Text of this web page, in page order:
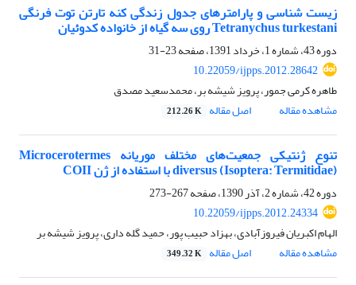
زیست شناسی و پارامترهای جدول زندگی کنه تارتن توت فرنگی
Tetranychus turkestani روی سه گیاه از خانواده کدوئیان
دوره 43، شماره 1، خرداد 1391، صفحه
23-31
10.22059/ijpps.2012.28642
طاهره کرمی جمور، پرویز شیشه بر، محمدسعید مصدق
مشاهده مقاله
اصل مقاله 212.26 K
تنوع ژنتیکی جمعیت‌های مختلف موریانه Microcerotermes
diversus (Isoptera: Termitidae) با استفاده از ژن COII
دوره 42، شماره 2، آذر 1390، صفحه
267-273
10.22059/ijpps.2012.24334
الهام اکبریان فیروزآبادی، بهزاد حبیب پور، حمید گله داری، پرویز شیشه بر
مشاهده مقاله
اصل مقاله 349.32 K